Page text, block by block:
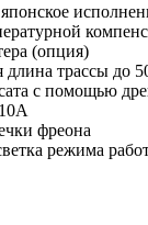
(опция)
длина трассы до
с помощью
фреона
режима